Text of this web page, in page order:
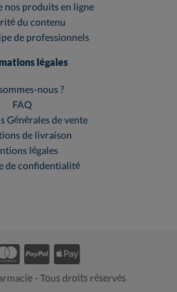
nos produits en ligne
du contenu
de professionnels
légales
nous ?
FAQ
Générales de vente
de livraison
légales
de confidentialité
- Tous droits réservés